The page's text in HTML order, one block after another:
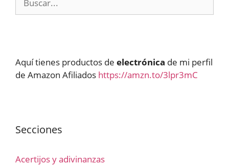
Aquí tienes productos de electrónica de mi perfil
de Amazon Afiliados https://amzn.to/3lpr3mC
Secciones
Acertijos y adivinanzas